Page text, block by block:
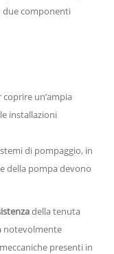
due componenti
un’ampia
installazioni
di pompaggio, in
della pompa devono
della tenuta
notevolmente
presenti in